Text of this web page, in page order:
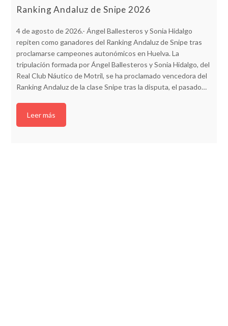
Ranking Andaluz de Snipe 2026
4 de agosto de 2026.- Ángel Ballesteros y Sonia Hidalgo
repiten como ganadores del Ranking Andaluz de Snipe tras
proclamarse campeones autonómicos en Huelva. La
tripulación formada por Ángel Ballesteros y Sonia Hidalgo, del
Real Club Náutico de Motril, se ha proclamado vencedora del
Ranking Andaluz de la clase Snipe tras la disputa, el pasado…
Leer más